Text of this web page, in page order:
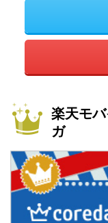
楽天モ
ガ